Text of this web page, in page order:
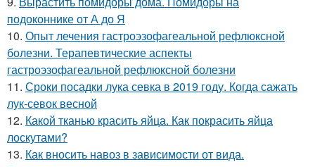
подоконнике от А до Я
10. Опыт лечения гастроэзофагеальной рефлюксной
болезни. Терапевтические аспекты
гастроэзофагеальной рефлюксной болезни
11. Сроки посадки лука севка в 2019 году. Когда сажать
лук-севок весной
12. Какой тканью красить яйца. Как покрасить яйца
лоскутами?
13. Как вносить навоз в зависимости от вида.